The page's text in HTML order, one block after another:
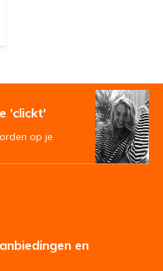
'clickt'
op je
en